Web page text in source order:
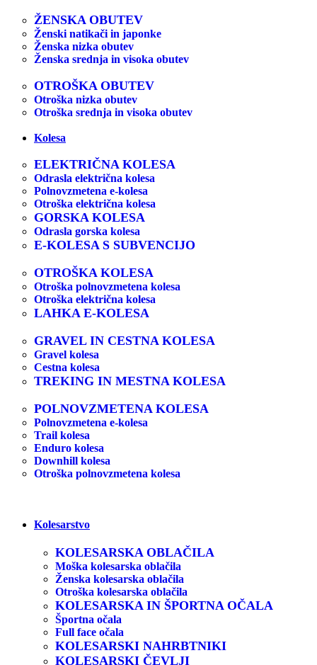
ŽENSKA OBUTEV
Ženski natikači in japonke
Ženska nizka obutev
Ženska srednja in visoka obutev
OTROŠKA OBUTEV
Otroška nizka obutev
Otroška srednja in visoka obutev
Kolesa
ELEKTRIČNA KOLESA
Odrasla električna kolesa
Polnovzmetena e-kolesa
Otroška električna kolesa
GORSKA KOLESA
Odrasla gorska kolesa
E-KOLESA S SUBVENCIJO
OTROŠKA KOLESA
Otroška polnovzmetena kolesa
Otroška električna kolesa
LAHKA E-KOLESA
GRAVEL IN CESTNA KOLESA
Gravel kolesa
Cestna kolesa
TREKING IN MESTNA KOLESA
POLNOVZMETENA KOLESA
Polnovzmetena e-kolesa
Trail kolesa
Enduro kolesa
Downhill kolesa
Otroška polnovzmetena kolesa
Kolesarstvo
KOLESARSKA OBLAČILA
Moška kolesarska oblačila
Ženska kolesarska oblačila
Otroška kolesarska oblačila
KOLESARSKA IN ŠPORTNA OČALA
Športna očala
Full face očala
KOLESARSKI NAHRBTNIKI
KOLESARSKI ČEVLJI